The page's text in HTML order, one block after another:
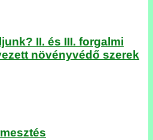
II. és III. forgalmi
növényvédő szerek